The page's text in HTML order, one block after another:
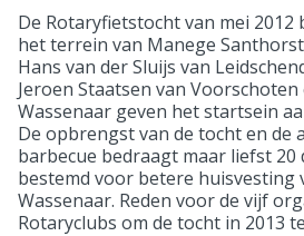
De Rotaryfietstocht van mei
het terrein van Manege
Hans van der Sluijs van
Jeroen Staatsen van Voorschoten
Wassenaar geven het startsein
De opbrengst van de tocht en de
barbecue bedraagt maar liefst 20
bestemd voor betere huisvesting
Wassenaar. Reden voor de vijf
Rotaryclubs om de tocht in 2013